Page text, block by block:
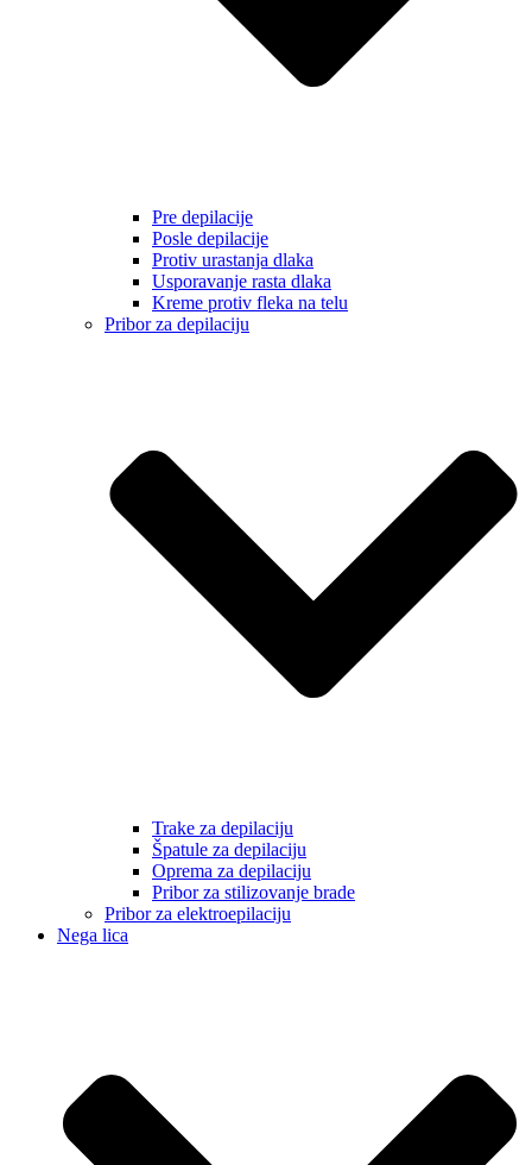
Pre depilacije
Posle depilacije
Protiv urastanja dlaka
Usporavanje rasta dlaka
Kreme protiv fleka na telu
Pribor za depilaciju
Trake za depilaciju
Špatule za depilaciju
Oprema za depilaciju
Pribor za stilizovanje brade
Pribor za elektroepilaciju
Nega lica